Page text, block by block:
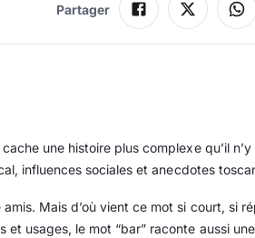
Partager
une histoire plus complexe qu’il
influences sociales et anecdotes
Mais d’où vient ce mot si court, si
et usages, le mot “bar” raconte aussi